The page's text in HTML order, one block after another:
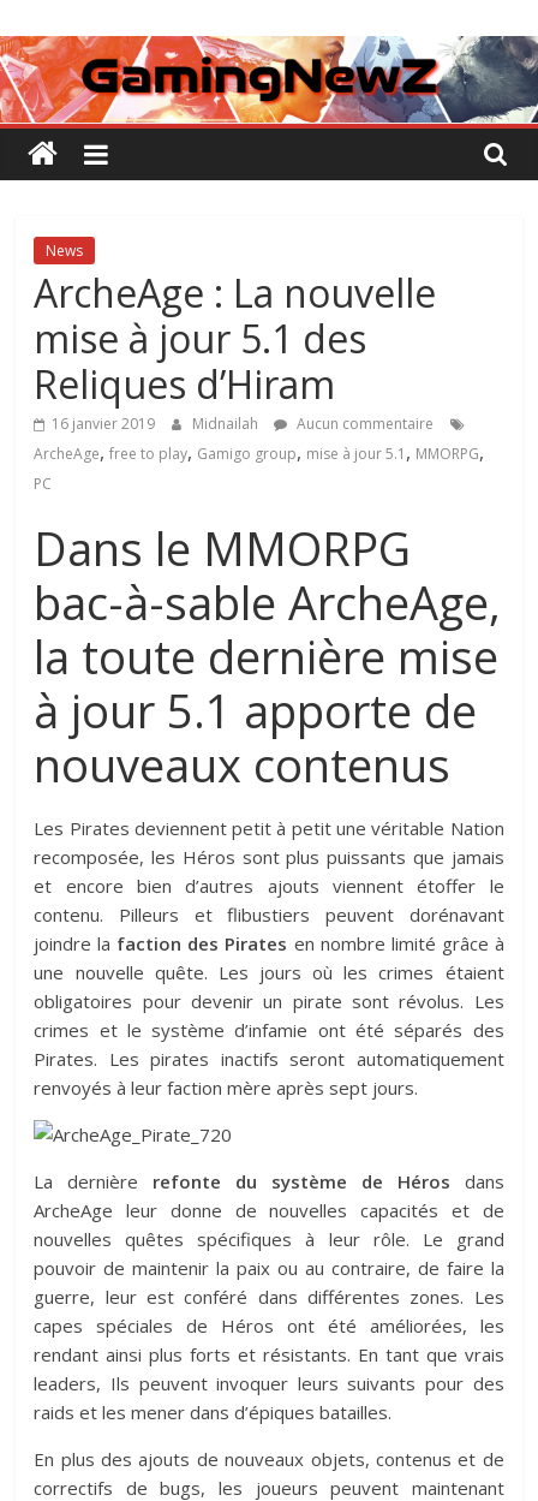
au
contenu
GamingNewZ
Tests
et
Actu
des
vidéo
News
ArcheAge : La nouvelle
mise à jour 5.1 des
Reliques d’Hiram
16 janvier 2019 Midnailah
Aucun commentaire
ArcheAge,free to play, Gamigo group, mise à jour 5.1 , MMORPG,
PC
Dans le MMORPG
bac-à-sable ArcheAge,
la toute dernière mise
à jour 5.1 apporte de
nouveaux contenus
Les Pirates deviennent petit à petit une véritable Nation
recomposée, les Héros sont plus puissants que jamais
et encore bien d’autres ajouts viennent étoffer le
contenu. Pilleurs et flibustiers peuvent dorénavant
joindre la faction des Pirates en nombre limité grâce à
une nouvelle quête. Les jours où les crimes étaient
obligatoires pour devenir un pirate sont révolus. Les
crimes et le système d’infamie ont été séparés des
Pirates. Les pirates inactifs seront automatiquement
renvoyés à leur faction mère après sept jours.
La dernière refonte du système de Héros dans
ArcheAge leur donne de nouvelles capacités et de
nouvelles quêtes spécifiques à leur rôle. Le grand
pouvoir de maintenir la paix ou au contraire, de faire la
guerre, leur est conféré dans différentes zones. Les
capes spéciales de Héros ont été améliorées, les
rendant ainsi plus forts et résistants. En tant que vrais
leaders, Ils peuvent invoquer leurs suivants pour des
raids et les mener dans d’épiques batailles.
En plus des ajouts de nouveaux objets, contenus et de
correctifs de bugs, les joueurs peuvent maintenant